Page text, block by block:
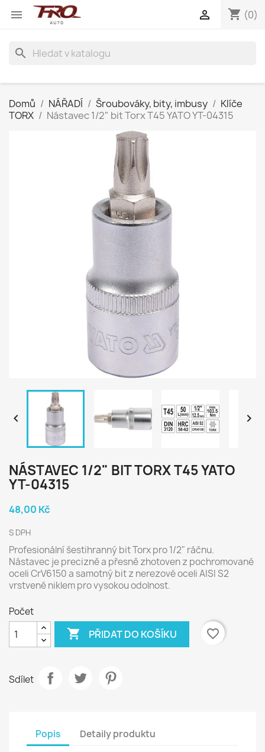
 shopping_cart (0)

search
Domů NÁŘADÍ Šroubováky, bity, imbusy
Klíče
TORX
Nástavec 1/2" bit Torx T45 YATO YT-04315
 
NÁSTAVEC 1/2" BIT TORX T45 YATO
YT-04315
48,00 Kč
S DPH
Profesionální šestihranný bit Torx pro 1/2" ráčnu.
Nástavec je precizně a přesně zhotoven z pochromované
oceli CrV6150 a samotný bit z nerezové oceli AISI S2
vrstvené niklem pro vysokou odolnost.
Počet
 PŘIDAT DO KOŠÍKU favorite_border
Sdílet
Popis Detaily produktu